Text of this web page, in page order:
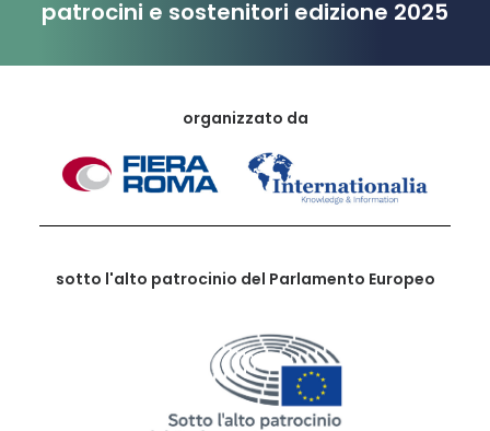
patrocini e sostenitori edizione 2025
organizzato da
sotto l'alto patrocinio del Parlamento Europeo